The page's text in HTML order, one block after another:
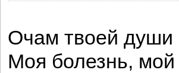
Очам твоей души
Моя болезнь, мой